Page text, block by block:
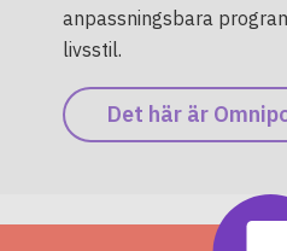
anpassningsbara
livsstil.
Det här är